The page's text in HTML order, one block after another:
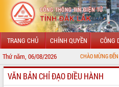
TRANG CHỦ CHÍNH QUYỀN CÔNG
Thứ năm, 06/08/2026CHÀO MỪNG ĐẾN VỚI CỔNG
GIỚI THIỆU
VĂN BẢN CHỈ ĐẠO ĐIỀU HÀNH